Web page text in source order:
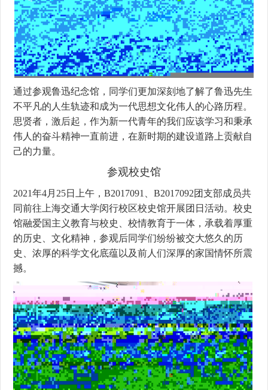
通过参观鲁迅纪念馆，同学们更加深刻地了解了鲁迅先生
不平凡的人生轨迹和成为一代思想文化伟人的心路历程。
思贤者，激后起，作为新一代青年的我们应该学习和秉承
伟人的奋斗精神一直前进，在新时期的建设道路上贡献自
己的力量。
参观校史馆
2021年4月25日上午，B2017091、B2017092团支部成员共
同前往上海交通大学闵行校区校史馆开展团日活动。校史
馆融爱国主义教育与校史、校情教育于一体，承载着厚重
的历史、文化精神，参观后同学们纷纷被交大悠久的历
史、浓厚的科学文化底蕴以及前人们深厚的家国情怀所震
撼。